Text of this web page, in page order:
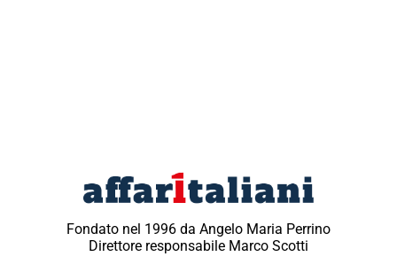
Fondato nel 1996 da Angelo Maria Perrino
Direttore responsabile Marco Scotti